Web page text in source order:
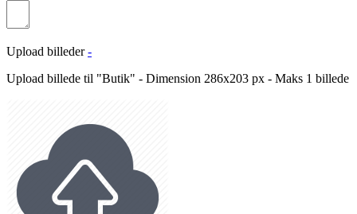
Upload billeder -
Upload billede til "Butik" - Dimension 286x203 px - Maks 1 billede